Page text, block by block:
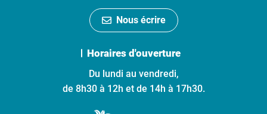
Nous écrire
Horaires d'ouverture
Du lundi au vendredi,
de 8h30 à 12h et de 14h à 17h30.